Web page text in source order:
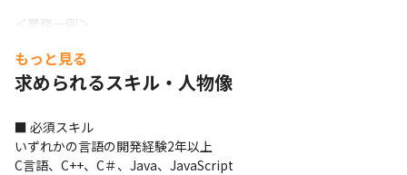
＜業務一例＞
ーション開発
・医療機器メーカ様のIT化、IoT化（Web・クラウドシステム開発
・C言語やC++を用いた業務アプリケーション開発
※業務変更の範囲：会社内でのすべての業務
もっと見る
求められるスキル・人物像
■ 必須スキル
いずれかの言語の開発経験2年以上
C言語、C++、C＃、Java、JavaScript